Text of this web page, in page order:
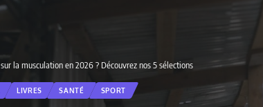
la musculation en 2026 ? Découvrez nos 5 sélections
LIVRES SANTÉ SPORT